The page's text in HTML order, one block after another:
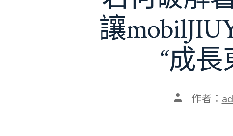
讓
“成長
文 作者：